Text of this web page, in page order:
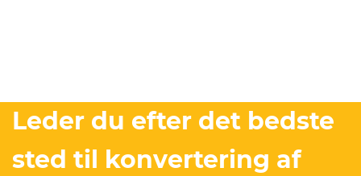
Leder du efter det bedste
sted til konvertering af